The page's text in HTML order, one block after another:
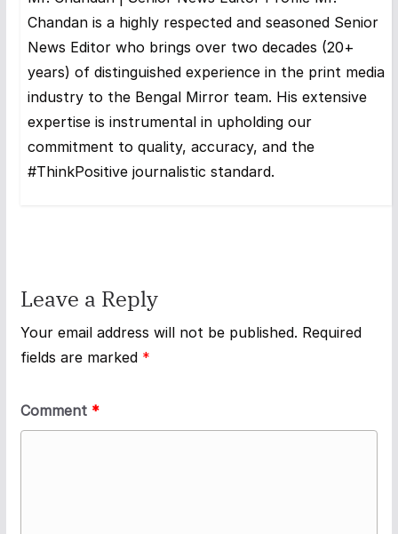
Chandan is a highly respected and seasoned Senior
News Editor who brings over two decades (20+
years) of distinguished experience in the print media
industry to the Bengal Mirror team. His extensive
expertise is instrumental in upholding our
commitment to quality, accuracy, and the
#ThinkPositive journalistic standard.
Leave a Reply
Your email address will not be published. Required
fields are marked *
Comment *